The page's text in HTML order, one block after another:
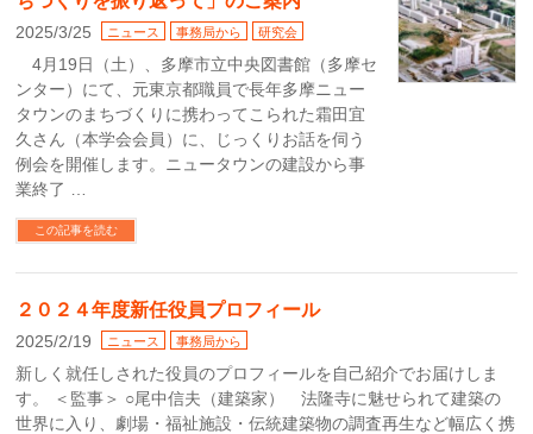
2025/3/25 ニュース 事務局から 研究会
4月19日（土）、多摩市立中央図書館（多摩セ
ンター）にて、元東京都職員で長年多摩ニュー
タウンのまちづくりに携わってこられた霜田宜
久さん（本学会会員）に、じっくりお話を伺う
例会を開催します。ニュータウンの建設から事
業終了 …
この記事を読む
２０２４年度新任役員プロフィール
2025/2/19 ニュース 事務局から
新しく就任しされた役員のプロフィールを自己紹介でお届けしま
す。 ＜監事＞ ○尾中信夫（建築家） 法隆寺に魅せられて建築の
世界に入り、劇場・福祉施設・伝統建築物の調査再生など幅広く携